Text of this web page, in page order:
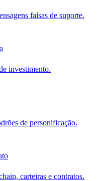
falsas de suporte.
investimento.
de personificação.
carteiras e contratos.